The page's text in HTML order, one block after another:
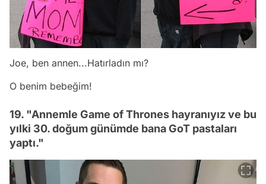
Joe, ben annen...Hatırladın mı?
O benim bebeğim!
19. "Annemle Game of Thrones hayranıyız ve bu
yılki 30. doğum günümde bana GoT pastaları
yaptı."